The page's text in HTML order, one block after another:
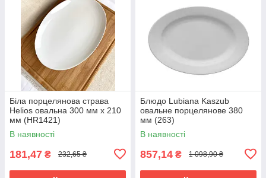
Біла порцелянова страва
Helios овальна 300 мм х 210
мм (HR1421)
В наявності
181,47 ₴ 232,65 ₴
Блюдо Lubiana Kaszub
овальне порцелянове 380
мм (263)
В наявності
857,14 ₴ 1 098,90 ₴